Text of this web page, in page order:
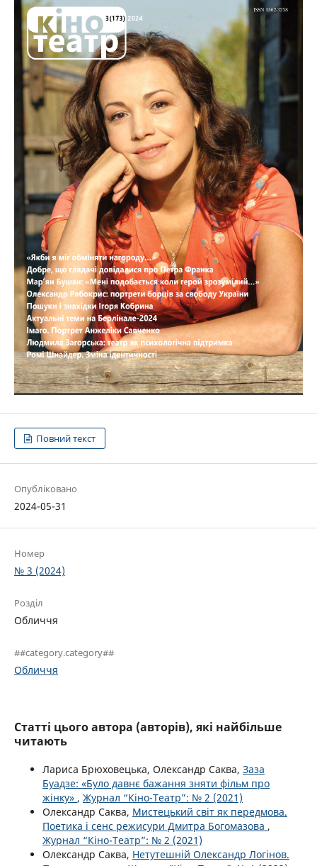
Повний текст
Опубліковано
2024-05-31
Номер
№ 3 (2024)
Розділ
Обличчя
##category.category##
Обличчя
Статті цього автора (авторів), які найбільше
читають
Лариса Брюховецька, Олександр Саква, Заза
Буадзе: «Було давнє бажання зняти фільм про
жінку» , Журнал “Кіно-Театр”: № 2 (2021)
Олександр Саква, Мистецький світ як передмова.
Поетика і сенс режисури Дмитра Богомазова ,
Журнал “Кіно-Театр”: № 2 (2021)
Олександр Саква, Нетутешній Олександр Логінов.